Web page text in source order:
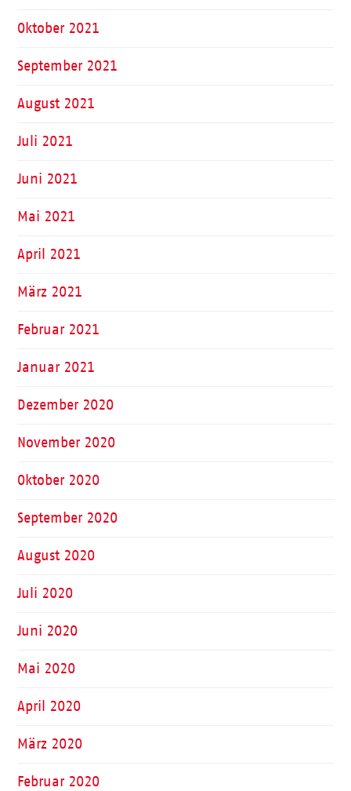
Oktober 2021
September 2021
August 2021
Juli 2021
Juni 2021
Mai 2021
April 2021
März 2021
Februar 2021
Januar 2021
Dezember 2020
November 2020
Oktober 2020
September 2020
August 2020
Juli 2020
Juni 2020
Mai 2020
April 2020
März 2020
Februar 2020